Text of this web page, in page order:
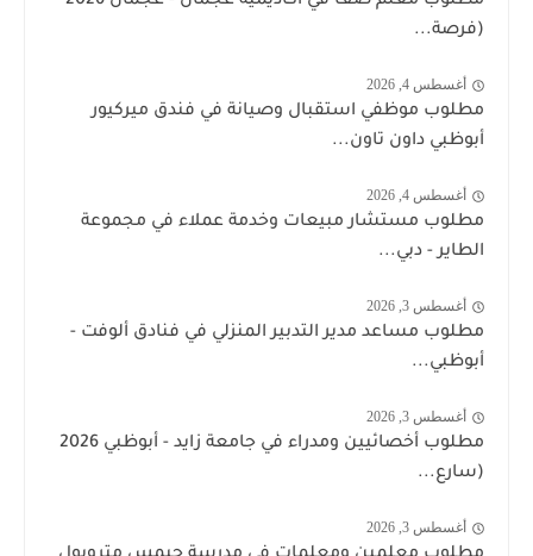
(فرصة...
أغسطس 4, 2026
مطلوب موظفي استقبال وصيانة في فندق ميركيور
أبوظبي داون تاون...
أغسطس 4, 2026
مطلوب مستشار مبيعات وخدمة عملاء في مجموعة
الطاير - دبي...
أغسطس 3, 2026
مطلوب مساعد مدير التدبير المنزلي في فنادق ألوفت -
أبوظبي...
أغسطس 3, 2026
مطلوب أخصائيين ومدراء في جامعة زايد - أبوظبي 2026
(سارع...
أغسطس 3, 2026